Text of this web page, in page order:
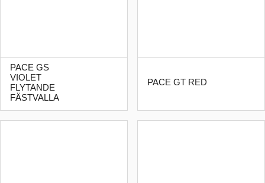
PACE GS
VIOLET
FLYTANDE
FÄSTVALLA
PACE GT RED